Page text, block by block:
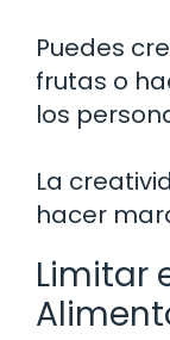
Puedes
frutas o
los
La
hacer
Limitar